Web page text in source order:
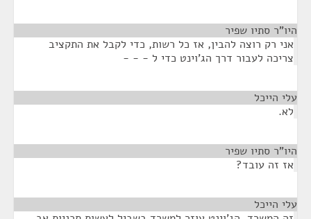
היו"ר סתיו שפיר
אני רק רוצה להבין, אז כל רשות, כדי לקבל את התקציב
צריכה לעבור דרך הג'וינט כדי ל - - -
עלי הייכל
לא.
היו"ר סתיו שפיר
אז זה עובד?
עלי הייכל